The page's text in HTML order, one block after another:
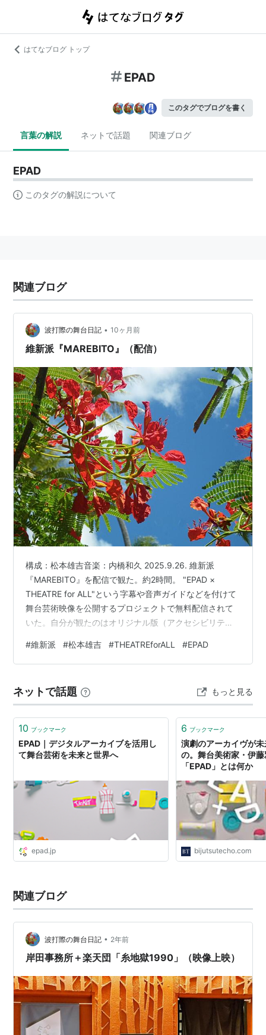
はてなブログ トップ
EPAD
このタグでブログを書く
言葉の解説 ネットで話題 関連ブログ
EPAD
このタグの解説について
関連ブログ
波打際の舞台日記 • 10ヶ月前
維新派『MAREBITO』（配信）
構成：松本雄吉音楽：内橋和久 2025.9.26. 維新派
『MAREBITO』を配信で観た。約2時間。 "EPAD ×
THEATRE for ALL"という字幕や音声ガイドなどを付けて
舞台芸術映像を公開するプロジェクトで無料配信されて
いた。自分が観たのはオリジナル版（アクセシビリティ
た。維新派YouTubeでも2025年末まで公開中。
theatreforall.net 『MAREBITO』は2013年に岡山県の犬
際芸術祭2013」参加作品だそうだ。 明るいうちには周囲
の島々が見え、暗くなった…
#維新派 #松本雄吉 #THEATREforALL #EPAD
ネットで話題 もっと見る
10 ブックマーク
EPAD｜デジタルアーカイブを活用し
て舞台芸術を未来と世界へ
epad.jp
6 ブックマーク
演劇のアーカイヴが
の。舞台美術家・伊
「EPAD」とは何か
bijutsutecho.com
関連ブログ
波打際の舞台日記 • 2年前
岸田事務所＋楽天団「糸地獄1990」（映像上映）